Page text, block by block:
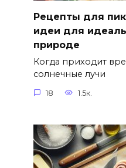
Рецепты для
идеи для
природе
Когда приходит
солнечные лучи
18 1.5к.